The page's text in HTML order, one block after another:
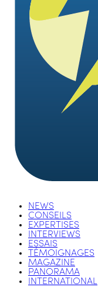
NEWS
CONSEILS
EXPERTISES
INTERVIEWS
ESSAIS
TÉMOIGNAGES
MAGAZINE
PANORAMA
INTERNATIONAL